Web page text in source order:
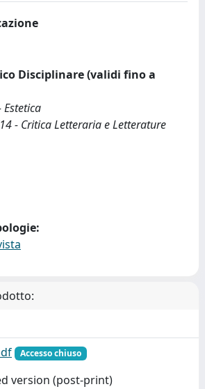
Disciplinare (validi fino a
Estetica
- Critica Letteraria e Letterature
Accesso chiuso
version (post-print)